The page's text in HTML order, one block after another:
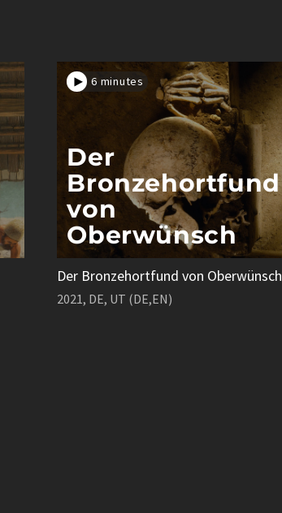
6 minutes
Der
Bronzehortfund
von
Oberwünsch
Der Bronzehortfund von Oberwünsch
2021, DE, UT (DE,EN)